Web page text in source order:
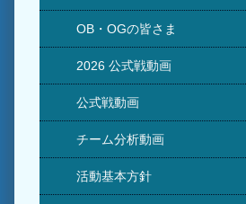
OB・OGの皆さま
2026 公式戦動画
公式戦動画
チーム分析動画
活動基本方針